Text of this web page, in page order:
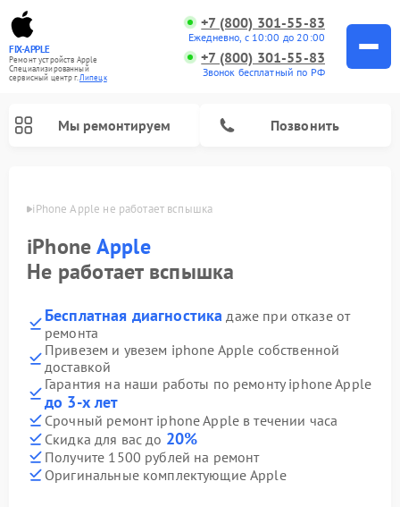
FIX-APPLE
Ремонт устройств Apple
Специализированный
cервисный центр г.Липецк
+7 (800) 301-55-83
Ежедневно, с 10:00 до 20:00
+7 (800) 301-55-83
Звонок бесплатный по РФ
Мы ремонтируем Позвонить
iPhone Apple не работает вспышка
iPhoneApple
Не работает вспышка
Бесплатная диагностика даже при отказе от
ремонта
Привезем и увезем iphone Apple собственной
доставкой
Гарантия на наши работы по ремонту iphone Apple
до 3-х лет
Срочный ремонт iphone Apple в течении часа
Скидка для вас до 20%
Получите 1500 рублей на ремонт
Оригинальные комплектующие Apple